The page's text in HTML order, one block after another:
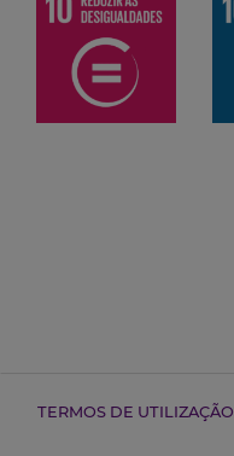
TERMOS DE UTILIZAÇÃO